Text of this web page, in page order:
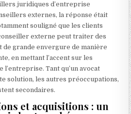
juridiques d’entreprise
externes, la réponse était
souligné que les clients
externe peut traiter des
de grande envergure de manière
en mettant l’accent sur les
l’entreprise. Tant qu’un avocat
solution, les autres préoccupations,
secondaires.
et acquisitions : un